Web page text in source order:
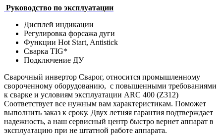
Руководство по эксплуатации
Дисплей индикации
Регулировка форсажа дуги
Функции Hot Start, Antistick
Сварка TIG*
Подключение ДУ
Сварочный инвертор Сварог, относится промышленному
свороченному оборудованию, с повышенными требованиями
к сварке и условиям эксплуатации ARC 400 (Z312)
Соответствует все нужным вам характеристикам. Поможет
выполнить заказ к сроку. Двух летняя гарантия подтверждает
надежность, а наш сервисный центр быстро вернет аппарат в
эксплуатацию при не штатной работе аппарата.